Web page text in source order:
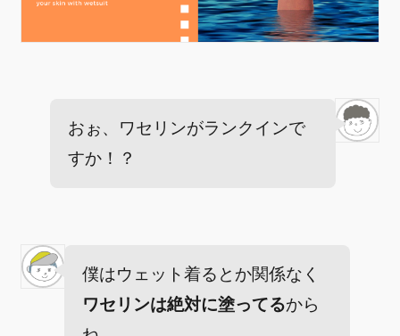
おぉ、ワセリンがランクインで
すか！？
僕はウェット着るとか関係なく
ワセリンは絶対に塗ってるから